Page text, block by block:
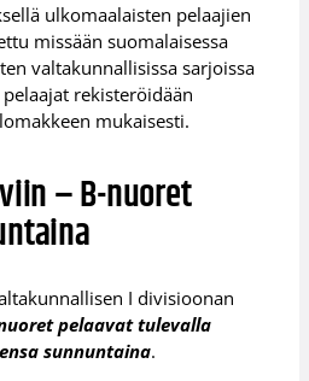
ulkomaalaisten pelaajien
missään suomalaisessa
valtakunnallisissa sarjoissa
rekisteröidään
mukaisesti.
– B-nuoret
I divisioonan
pelaavat tulevalla
sunnuntaina.